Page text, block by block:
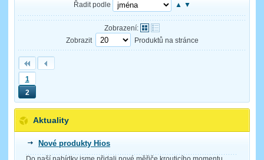
Řadit podle ▲ ▼
Zobrazení:
Zobrazit
Produktů na stránce
1
2
Aktuality
Nové produkty Hios